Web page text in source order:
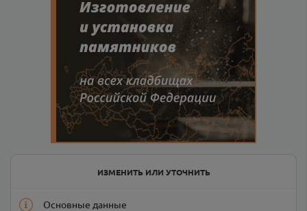
ИЗМЕНИТЬ ИЛИ УТОЧНИТЬ
Основные данные